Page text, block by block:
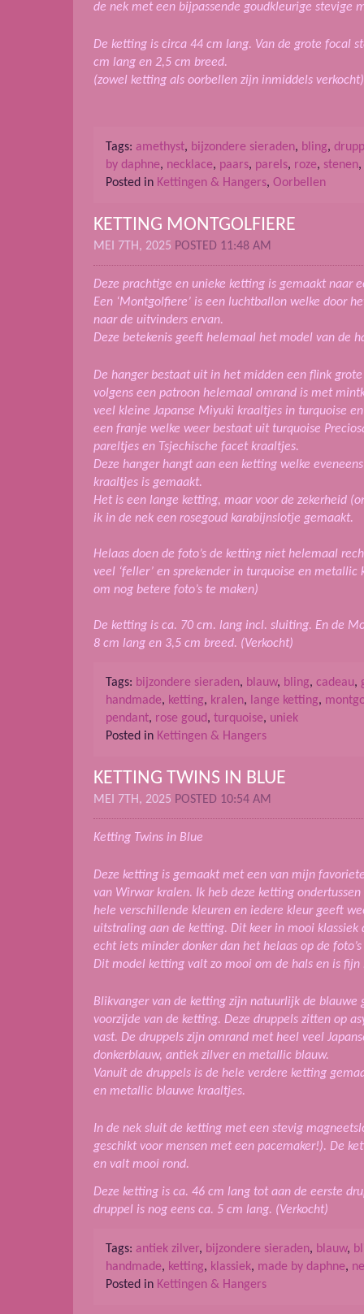
de nek met een bijpassende goudkleurige stevige
De ketting is circa 44 cm lang. Van de grote focal
cm lang en 2,5 cm breed.
(zowel ketting als oorbellen zijn inmiddels verkocht)
Tags: amethyst, bijzondere sieraden, bling,
by daphne, necklace, paars, parels, roze, stenen,
Posted in Kettingen & Hangers, Oorbellen
KETTING MONTGOLFIERE
MEI 7TH, 2025 POSTED 11:48 AM
Deze prachtige en unieke ketting is gemaakt naar
Een ‘Montgolfiere’ is een luchtballon welke door
naar de uitvinders ervan.
Deze betekenis geeft helemaal het model van de
De hanger bestaat uit in het midden een flink
volgens een patroon helemaal omrand is met
veel kleine Japanse Miyuki kraaltjes in turquoise
een franje welke weer bestaat uit turquoise
pareltjes en Tsjechische facet kraaltjes.
Deze hanger hangt aan een ketting welke
kraaltjes is gemaakt.
Het is een lange ketting, maar voor de zekerheid
ik in de nek een rosegoud karabijnslotje gemaakt.
Helaas doen de foto’s de ketting niet helemaal
veel ‘feller’ en sprekender in turquoise en
om nog betere foto’s te maken)
De ketting is ca. 70 cm. lang incl. sluiting. En de
8 cm lang en 3,5 cm breed. (Verkocht)
Tags: bijzondere sieraden, blauw, bling, cadeau,
handmade, ketting, kralen, lange ketting,
pendant, rose goud, turquoise, uniek
Posted in Kettingen & Hangers
KETTING TWINS IN BLUE
MEI 7TH, 2025 POSTED 10:54 AM
Ketting Twins in Blue
Deze ketting is gemaakt met een van mijn
van Wirwar kralen. Ik heb deze ketting
hele verschillende kleuren en iedere kleur geeft
uitstraling aan de ketting. Dit keer in mooi klassiek
echt iets minder donker dan het helaas op de
Dit model ketting valt zo mooi om de hals en is
Blikvanger van de ketting zijn natuurlijk de blauwe
voorzijde van de ketting. Deze druppels zitten op
vast. De druppels zijn omrand met heel veel
donkerblauw, antiek zilver en metallic blauw.
Vanuit de druppels is de hele verdere ketting
en metallic blauwe kraaltjes.
In de nek sluit de ketting met een stevig
geschikt voor mensen met een pacemaker!). De
en valt mooi rond.
Deze ketting is ca. 46 cm lang tot aan de eerste
druppel is nog eens ca. 5 cm lang. (Verkocht)
Tags: antiek zilver, bijzondere sieraden, blauw,
handmade, ketting, klassiek, made by daphne,
Posted in Kettingen & Hangers